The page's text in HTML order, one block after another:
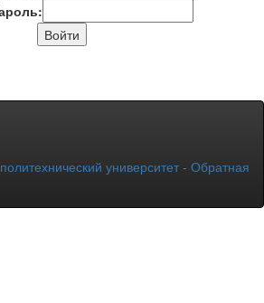
университет- Обратная